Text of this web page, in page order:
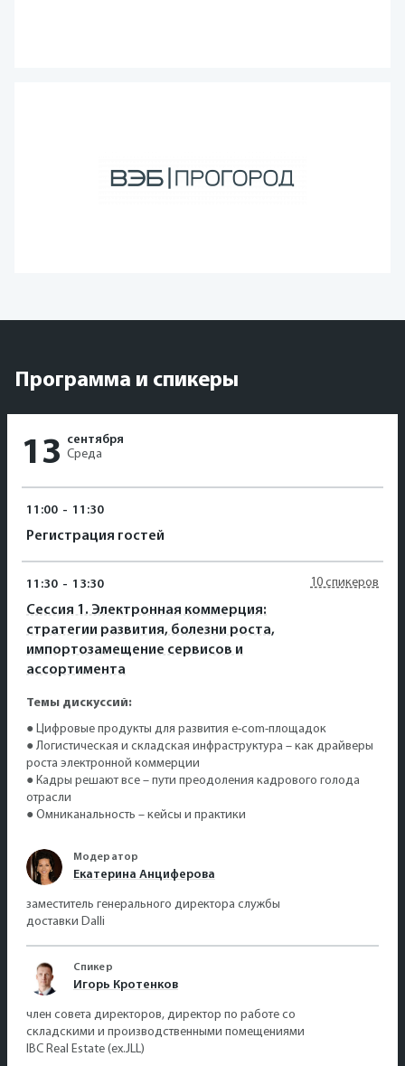
Программа и спикеры
13 сентября
Среда
11:00 - 11:30
Регистрация гостей
11:30 - 13:30
Сессия 1. Электронная коммерция:
стратегии развития, болезни роста,
импортозамещение сервисов и
ассортимента
10 спикеров
Темы дискуссий:
● Цифровые продукты для развития e-com-площадок
● Логистическая и складская инфраструктура – как драйверы
роста электронной коммерции
● Кадры решают все – пути преодоления кадрового голода
отрасли
● Омниканальность – кейсы и практики
Модератор
Екатерина Анциферова
заместитель генерального директора службы
доставки Dalli
Спикер
Игорь Кротенков
член совета директоров, директор по работе со
складскими и производственными помещениями
IBC Real Estate (ex.JLL)